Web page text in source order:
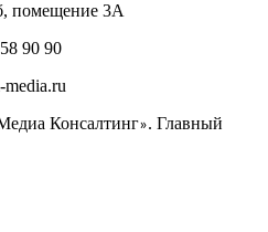
помещение 3А
90 90
Консалтинг». Главный